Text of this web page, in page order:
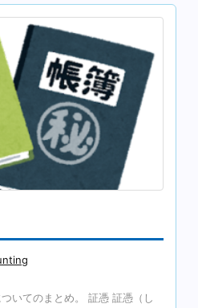
いてのまとめ。 証憑 証憑（し